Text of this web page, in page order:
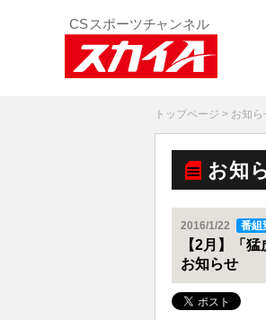
トップページ > お知ら
お知
2016/1/22 番組
【2月】「
お知らせ